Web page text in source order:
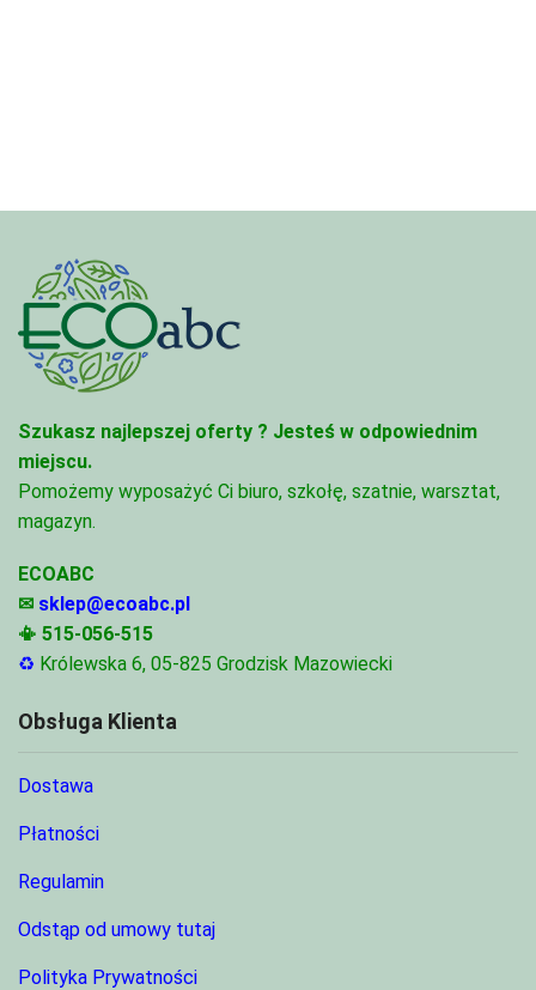
Szukasz najlepszej oferty ? Jesteś w odpowiednim
miejscu.
Pomożemy wyposażyć Ci biuro, szkołę, szatnie, warsztat,
magazyn.
ECOABC
✉ sklep@ecoabc.pl
📳 515-056-515
♻ Królewska 6, 05-825 Grodzisk Mazowiecki
Obsługa Klienta
Dostawa
Płatności
Regulamin
Odstąp od umowy tutaj
Polityka Prywatności